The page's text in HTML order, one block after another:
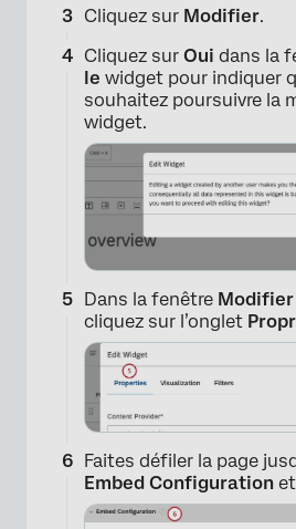
Cliquez sur Modifier.
Cliquez sur Oui dans la
le widget pour indiquer
souhaitez poursuivre la
widget.
Dans la fenêtre
cliquez sur l’onglet
Faites défiler la page
Embed Configuration